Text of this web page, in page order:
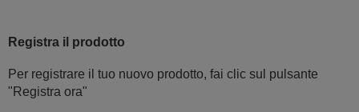
Registra il prodotto
Per registrare il tuo nuovo prodotto, fai clic sul pulsante
"Registra ora"